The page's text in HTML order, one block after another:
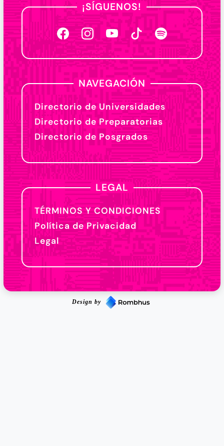
¡SÍGUENOS!
NAVEGACIÓN
Directorio de Universidades
Directorio de Preparatorias
Directorio de Posgrados
LEGAL
TÉRMINOS Y CONDICIONES
Política de Privacidad
Legal
Design by